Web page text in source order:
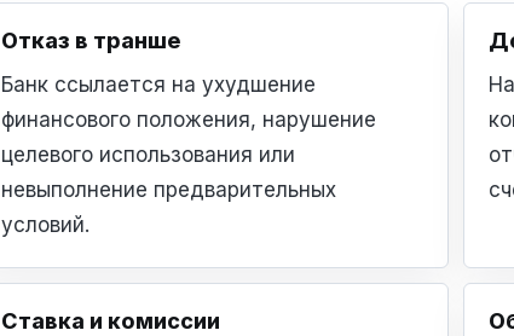
Отказ в транше
Банк ссылается на ухудшение
финансового положения, нарушение
целевого использования или
невыполнение предварительных
условий.
Ставка и комиссии